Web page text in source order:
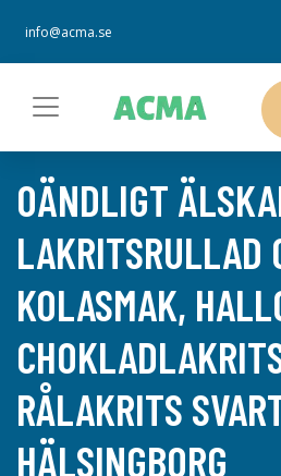
info@acma.se
OÄNDLIGT
LAKRITSRULLAD
KOLASMAK,
RÅLAKRITS
HÄLSINGBORG